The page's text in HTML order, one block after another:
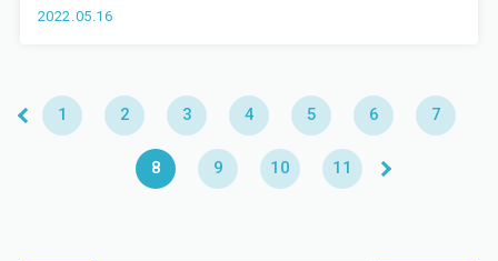
2022.05.16
1 2 3 4 5 6 7
8 9 10 11